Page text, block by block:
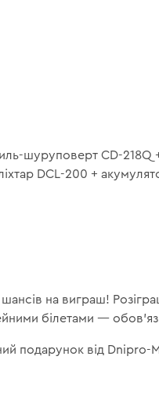
шуруповерт CD-218Q
DCL-200 +
на виграш!
білетами —
подарунок від Dnipro-